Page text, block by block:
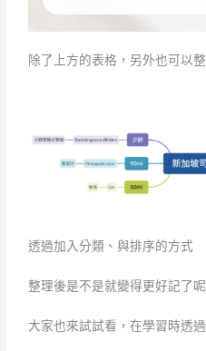
除了上方的表格，另外也可以
透過加入分類、與排序的方式
整理後是不是就變得更好記了呢
大家也來試試看，在學習時透